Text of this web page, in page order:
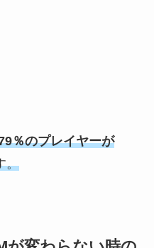
％のプレイヤーが
。